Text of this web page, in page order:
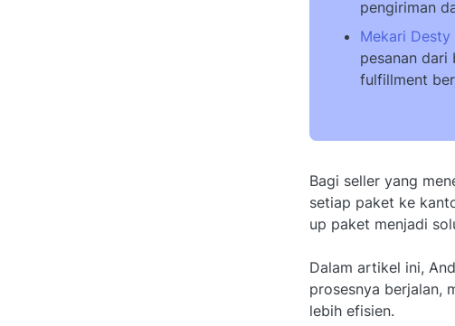
pengiriman
Mekari Desty
pesanan dari
fulfillment
Bagi seller yang
setiap paket ke
up paket menjadi
Dalam artikel ini,
prosesnya berjalan,
lebih efisien.